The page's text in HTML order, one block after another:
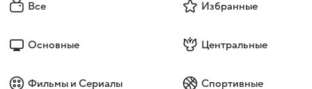
Все Избранные
Основные Центральные
Фильмы и Сериалы Спортивные